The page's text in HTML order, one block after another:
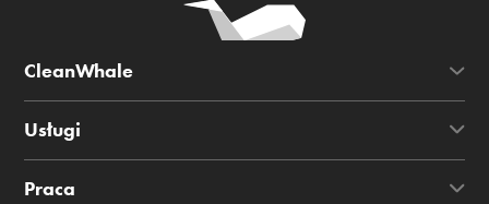
CleanWhale
Usługi
Praca